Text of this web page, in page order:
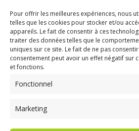
Pour offrir les meilleures expériences, nous
telles que les cookies pour stocker et/ou
appareils. Le fait de consentir à ces
traiter des données telles que le
uniques sur ce site. Le fait de ne pas
consentement peut avoir un effet négatif sur
et fonctions.
Fonctionnel
Marketing
GAEC A la volée
Kergreach - Loperhet
06 65 62 84 25